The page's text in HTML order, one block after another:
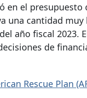
en el presupuesto
una cantidad
año fiscal 2023.
de
Rescue Plan